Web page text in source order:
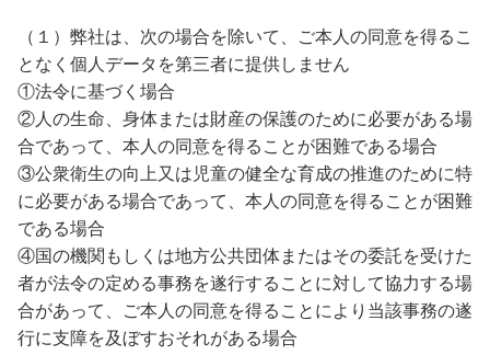
（１）弊社は、次の場合を除いて、ご本人の同意を得るこ
となく個人データを第三者に提供しません
①法令に基づく場合
② 人の生命、身体または財産の保護のために必要がある場
合であって、本人の同意を得ることが困難である場合
③公衆衛生の向上又は児童の健全な育成の推進のために特
に必要がある場合であって、本人の同意を得ることが困難
である場合
④国の機関もしくは地方公共団体またはその委託を受けた
者が法令の定める事務を遂行することに対して協力する場
合があって、ご本人の同意を得ることにより当該事務の遂
行に支障を及ぼすおそれがある場合